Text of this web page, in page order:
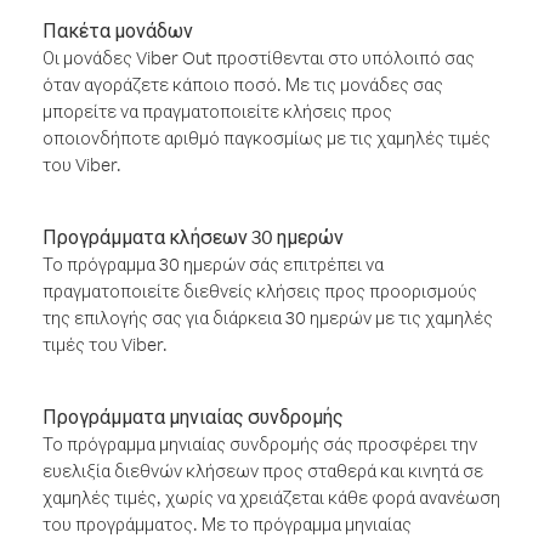
Πακέτα μονάδων
Οι μονάδες Viber Out προστίθενται στο υπόλοιπό σας
όταν αγοράζετε κάποιο ποσό. Με τις μονάδες σας
μπορείτε να πραγματοποιείτε κλήσεις προς
οποιονδήποτε αριθμό παγκοσμίως με τις χαμηλές τιμές
του Viber.
Προγράμματα κλήσεων 30 ημερών
Το πρόγραμμα 30 ημερών σάς επιτρέπει να
πραγματοποιείτε διεθνείς κλήσεις προς προορισμούς
της επιλογής σας για διάρκεια 30 ημερών με τις χαμηλές
τιμές του Viber.
Προγράμματα μηνιαίας συνδρομής
Το πρόγραμμα μηνιαίας συνδρομής σάς προσφέρει την
ευελιξία διεθνών κλήσεων προς σταθερά και κινητά σε
χαμηλές τιμές, χωρίς να χρειάζεται κάθε φορά ανανέωση
του προγράμματος. Με το πρόγραμμα μηνιαίας